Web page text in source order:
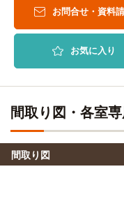
秀明大学(千葉キャンパス)
京成大久保→（京成線
京成大久保→（京成本
千葉線2分）→京成幕
東京医療保健大学(船橋キャ
八千代リハビリテーション
京成大久保→（京成本
京成大久保→（京成本
お問合せ・資料
お気に入り
間取り図・各室
間取り図